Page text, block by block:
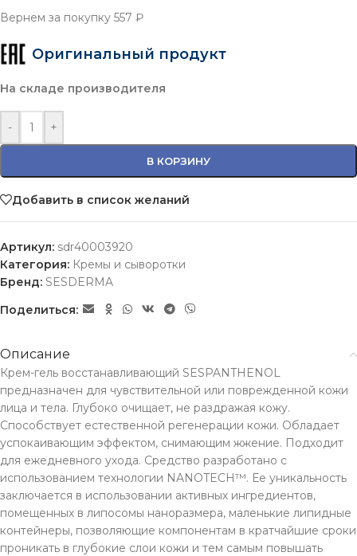
Вернем за покупку 557 ₽
Оригинальный продукт
На складе производителя
- +
В КОРЗИНУ
Добавить в список желаний
Артикул: sdr40003920
Категория: Кремы и сыворотки
Бренд: SESDERMA
Поделиться:
Описание
Крем-гель восстанавливающий SESPANTHENOL
предназначен для чувствительной или поврежденной кожи
лица и тела. Глубоко очищает, не раздражая кожу.
Способствует естественной регенерации кожи. Обладает
успокаивающим эффектом, снимающим жжение. Подходит
для ежедневного ухода. Средство разработано с
использованием технологии NANOTECH™. Ее уникальность
заключается в использовании активных ингредиентов,
помещенных в липосомы наноразмера, маленькие липидные
контейнеры, позволяющие компонентам в кратчайшие сроки
проникать в глубокие слои кожи и тем самым повышать